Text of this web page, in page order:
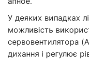
У деяких випадках
можливість
сервовентилятора
дихання і регулює